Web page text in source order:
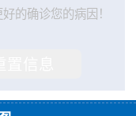
的确诊您的病因！